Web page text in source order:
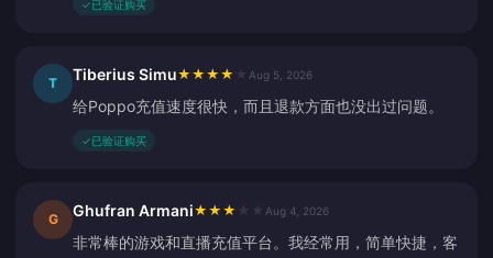
✓已验证购买
T Tiberius Simu★ ★ ★ ★ Aug 5, 2026
给Poppo充值速度很快，而且退款方面也没出过问题。
✓已验证购买
G Ghufran Armani★ ★ ★ Aug 4, 2026
非常棒的游戏和直播充值平台。我经常用，简单快捷，客